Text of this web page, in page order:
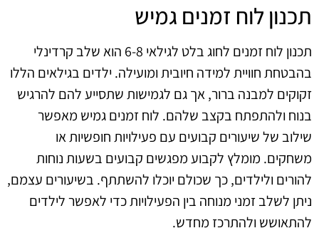
תכנון לוח זמנים גמיש
תכנון לוח זמנים לחוג בלט לגילאי 6-8 הוא שלב קרדינלי
בהבטחת חוויית למידה חיובית ומועילה. ילדים בגילאים הללו
זקוקים למבנה ברור, אך גם לגמישות שתסייע להם להרגיש
בנוח ולהתפתח בקצב שלהם. לוח זמנים גמיש מאפשר
שילוב של שיעורים קבועים עם פעילויות חופשיות או
משחקים. מומלץ לקבוע מפגשים קבועים בשעות נוחות
להורים ולילדים, כך שכולם יוכלו להשתתף. בשיעורים עצמם,
ניתן לשלב זמני מנוחה בין הפעילויות כדי לאפשר לילדים
להתאושש ולהתרכז מחדש.